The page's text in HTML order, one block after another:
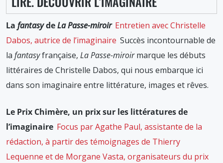
La fantasydeLa Passe-miroir Entretien avec Christelle
Dabos, autrice de l’imaginaire Succès incontournable de
la fantasyfrançaise, La Passe-miroirmarque les débuts
littéraires de Christelle Dabos, qui nous embarque ici
dans son imaginaire entre littérature, images et rêves.
Le Prix Chimère, un prix sur les littératures de
l’imaginaire Focus par Agathe Paul, assistante de la
rédaction, à partir des témoignages de Thierry
Lequenne et de Morgane Vasta, organisateurs du prix